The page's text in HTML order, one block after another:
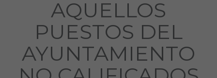
AQUELLOS
PUESTOS DEL
AYUNTAMIENTO